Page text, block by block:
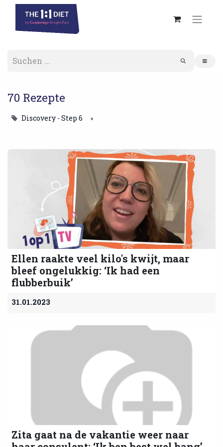
70 Rezepte
Discovery - Step 6 ×
Ellen raakte veel kilo's kwijt, maar
bleef ongelukkig: ‘Ik had een
flubberbuik’
31.01.2023
Zita gaat na de vakantie weer naar